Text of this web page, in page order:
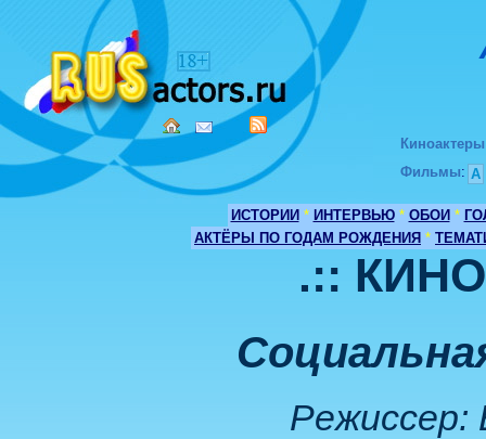
Киноактеры
Фильмы: А
ИСТОРИИ * ИНТЕРВЬЮ * ОБОИ *
АКТЁРЫ ПО ГОДАМ РОЖДЕНИЯ *
.::